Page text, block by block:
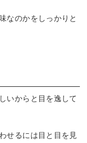
なのかをしっかりと
いからと目を逸して
せるには目と目を見